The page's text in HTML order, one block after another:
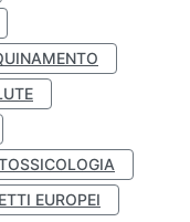
EUROPEI